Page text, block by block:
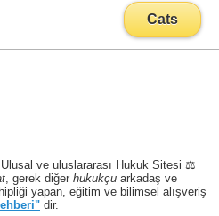
Cats
ve uluslararası Hukuk Sitesi ⚖️
, gerek diğer hukukçu arkadaş ve
yapan, eğitim ve bilimsel alışveriş
dir.